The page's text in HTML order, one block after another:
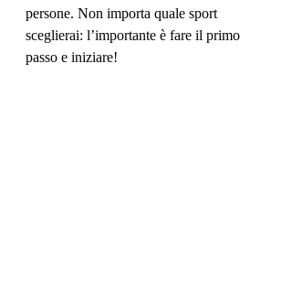
persone. Non importa quale sport
sceglierai: l’importante è fare il primo
passo e iniziare!